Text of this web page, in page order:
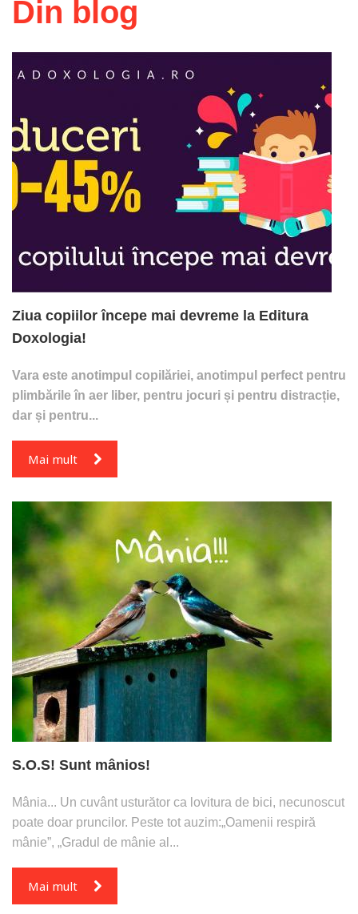
Din blog
Ziua copiilor începe mai devreme la Editura
Doxologia!
Vara este anotimpul copilăriei, anotimpul perfect pentru
plimbările în aer liber, pentru jocuri și pentru distracție,
dar și pentru...
Mai mult
S.O.S! Sunt mânios!
Mânia... Un cuvânt usturător ca lovitura de bici, necunoscut
poate doar pruncilor. Peste tot auzim:„Oamenii respiră
mânie”, „Gradul de mânie al...
Mai mult